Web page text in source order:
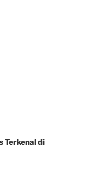
Terkenal di